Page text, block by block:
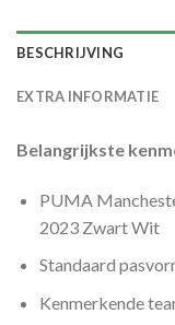
BESCHRIJVING
EXTRA INFORMATIE
Belangrijkste
PUMA
2023 Zwart Wit
Standaard
Kenmerkende